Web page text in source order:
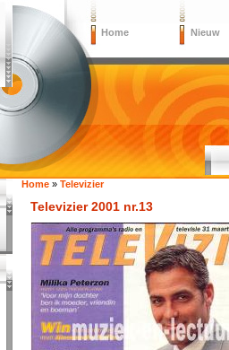
Home Nieuw
Home » Televizier
Televizier 2001 nr.13